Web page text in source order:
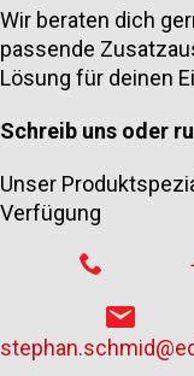
Wir beraten dich
passende
Lösung für deinen
Schreib uns oder
Unser
Verfügung